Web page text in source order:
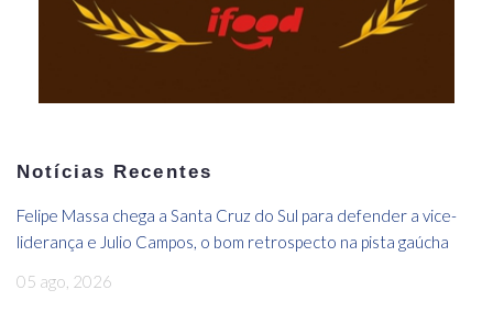
Notícias Recentes
Felipe Massa chega a Santa Cruz do Sul para defender a vice-
liderança e Julio Campos, o bom retrospecto na pista gaúcha
05 ago, 2026